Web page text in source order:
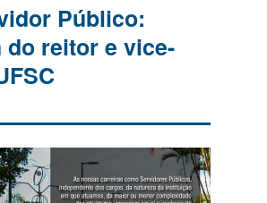
Público:
do reitor e vice-